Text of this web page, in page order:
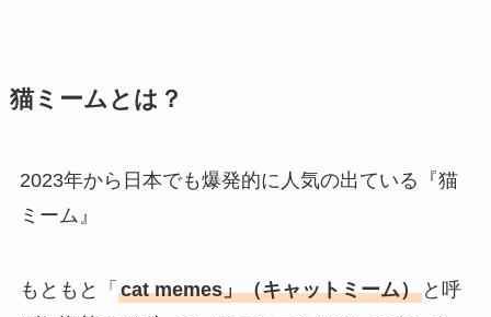
猫ミームとは？
2023年から日本でも爆発的に人気の出ている『猫
ミーム』
もともと「 cat memes」（キャットミーム）と呼